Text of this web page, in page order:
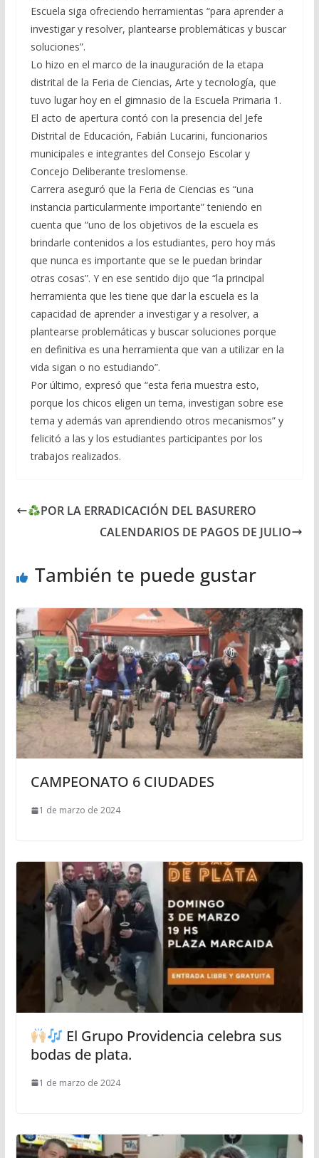
Escuela siga ofreciendo herramientas “para aprender a
investigar y resolver, plantearse problemáticas y buscar
soluciones”.
Lo hizo en el marco de la inauguración de la etapa
distrital de la Feria de Ciencias, Arte y tecnología, que
tuvo lugar hoy en el gimnasio de la Escuela Primaria 1.
El acto de apertura contó con la presencia del Jefe
Distrital de Educación, Fabián Lucarini, funcionarios
municipales e integrantes del Consejo Escolar y
Concejo Deliberante treslomense.
Carrera aseguró que la Feria de Ciencias es “una
instancia particularmente importante” teniendo en
cuenta que “uno de los objetivos de la escuela es
brindarle contenidos a los estudiantes, pero hoy más
que nunca es importante que se le puedan brindar
otras cosas”. Y en ese sentido dijo que “la principal
herramienta que les tiene que dar la escuela es la
capacidad de aprender a investigar y a resolver, a
plantearse problemáticas y buscar soluciones porque
en definitiva es una herramienta que van a utilizar en la
vida sigan o no estudiando”.
Por último, expresó que “esta feria muestra esto,
porque los chicos eligen un tema, investigan sobre ese
tema y además van aprendiendo otros mecanismos” y
felicitó a las y los estudiantes participantes por los
trabajos realizados.
POR LA ERRADICACIÓN DEL BASURERO
CALENDARIOS DE PAGOS DE JULIO
También te puede gustar
CAMPEONATO 6 CIUDADES
1 de marzo de 2024
El Grupo Providencia celebra sus
bodas de plata.
1 de marzo de 2024